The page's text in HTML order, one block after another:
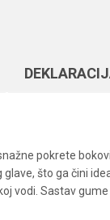
pokrete
što ga čini
vodi. Sastav